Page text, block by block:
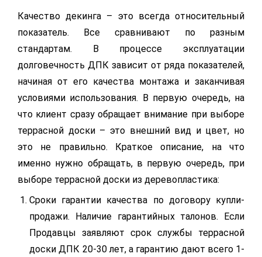
Качество декинга – это всегда относительный
показатель. Все сравнивают по разным
стандартам. В процессе эксплуатации
долговечность ДПК зависит от ряда показателей,
начиная от его качества монтажа и заканчивая
условиями использования. В первую очередь, на
что клиент сразу обращает внимание при выборе
террасной доски – это внешний вид и цвет, но
это не правильно. Краткое описание, на что
именно нужно обращать, в первую очередь, при
выборе террасной доски из деревопластика:
Сроки гарантии качества по договору купли-
продажи. Наличие гарантийных талонов. Если
Продавцы заявляют срок службы террасной
доски ДПК 20-30 лет, а гарантию дают всего 1-